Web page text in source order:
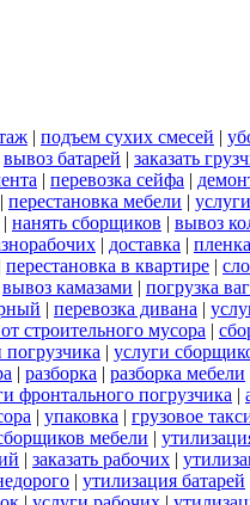
| подъем сухих смесей |
вывоз батарей | заказать
| перевозка сейфа |
| перестановка мебели |
| нанять сборщиков | вывоз
| доставка | пленка
перестановка в квартире |
вывоз камазами | погрузка
| перевозка дивана |
строительного мусора |
погрузчика | услуги
| разборка | разборка мебели
фронтального погрузчика |
| упаковка | грузовое
мебели |
| заказать рабочих |
| утилизация батарей